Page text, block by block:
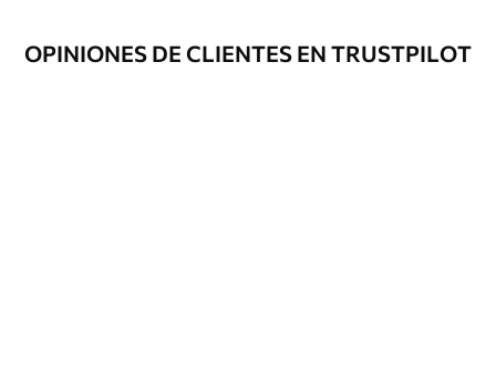
Método de
Aplicación sin fisuras
OPINIONES DE CLIENTES EN TRUSTPILOT